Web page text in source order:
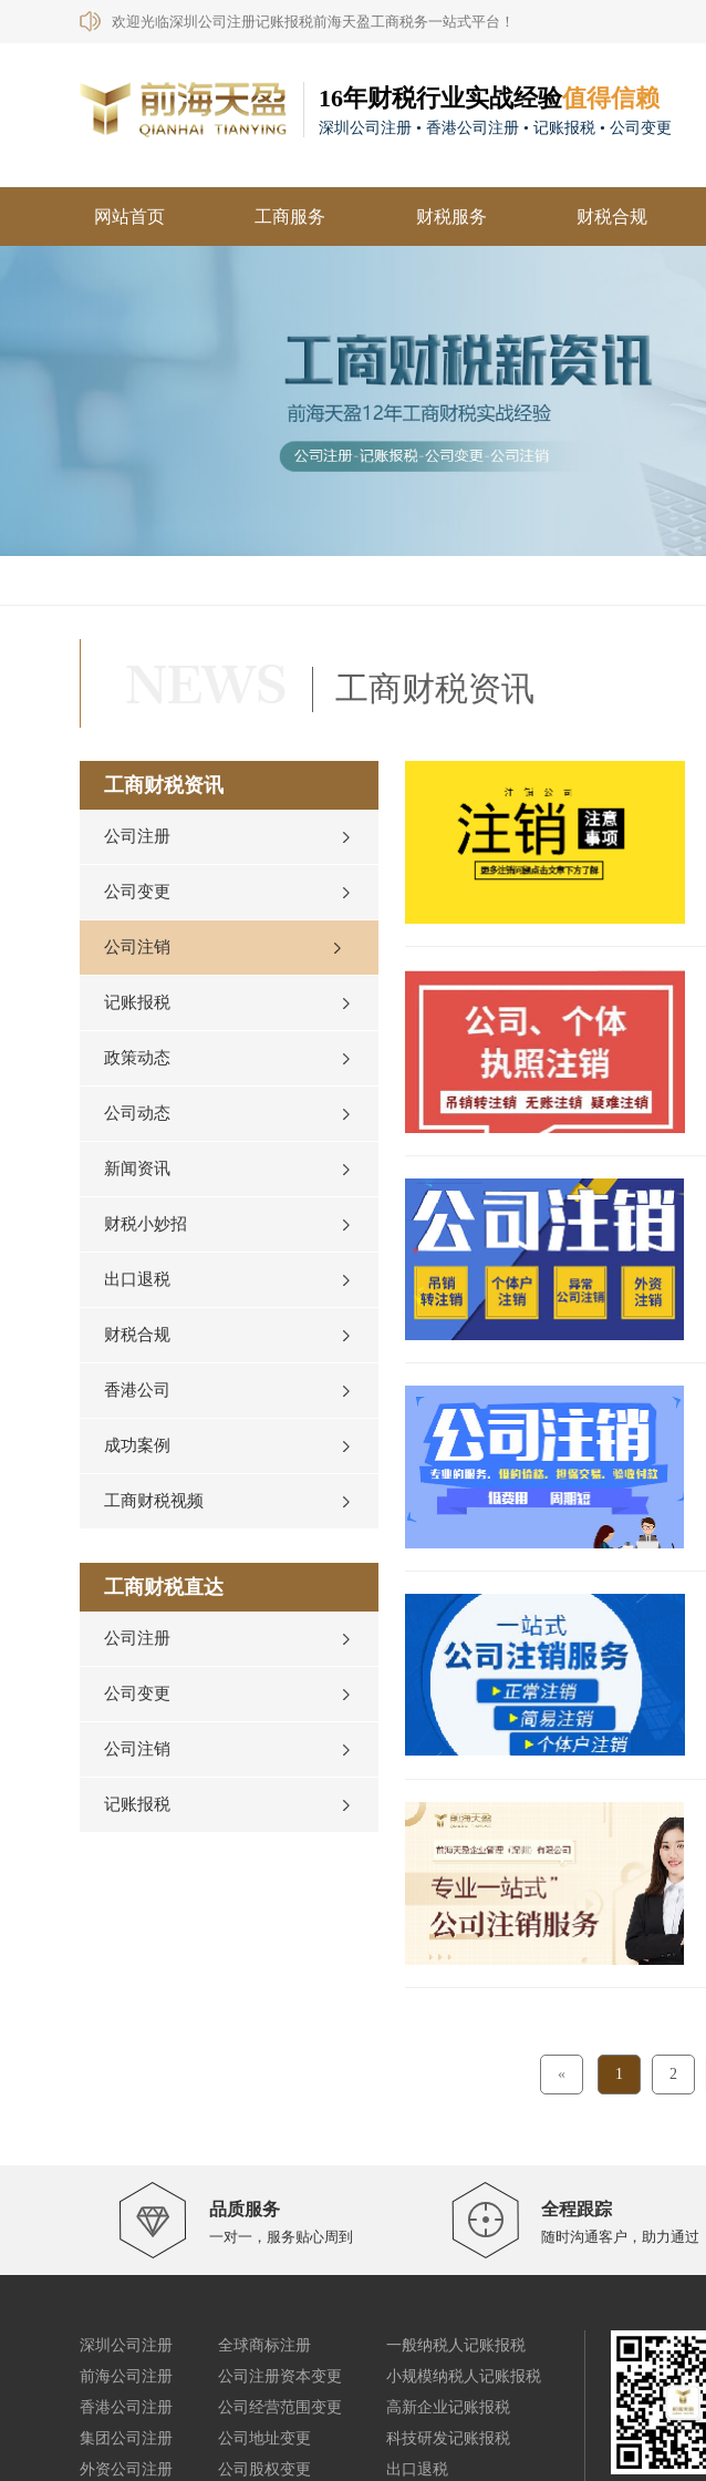
欢迎光临深圳公司注册记账报税前海天盈工商税务一站式平台！
16年财税行业实战经验值得信赖
深圳公司注册 • 香港公司注册 • 记账报税 • 公司变更
网站首页 工商服务 财税服务 财税合规
工商财税资讯
工商财税资讯
公司注册
公司变更
公司注销
记账报税
政策动态
公司动态
新闻资讯
财税小妙招
出口退税
财税合规
香港公司
成功案例
工商财税视频
工商财税直达
公司注册
公司变更
公司注销
记账报税
« 1 2
品质服务
一对一，服务贴心周到
全程跟踪
随时沟通客户，助力通过
深圳公司注册
前海公司注册
香港公司注册
集团公司注册
外资公司注册
全球商标注册
公司注册资本变更
公司经营范围变更
公司地址变更
公司股权变更
一般纳税人记账报税
小规模纳税人记账报税
高新企业记账报税
科技研发记账报税
出口退税